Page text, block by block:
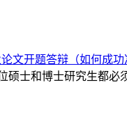
文开题答辩（如何成功
硕士和博士研究生都